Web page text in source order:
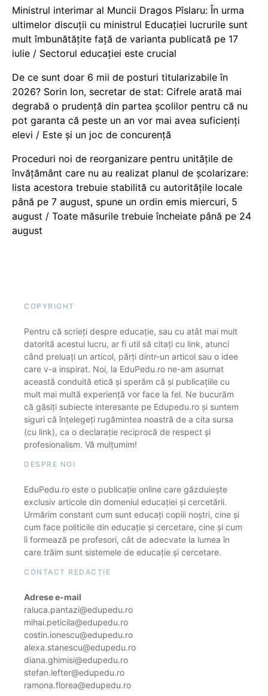
Ministrul interimar al Muncii Dragos Pîslaru: În urma
ultimelor discuții cu ministrul Educației lucrurile sunt
mult îmbunătățite față de varianta publicată pe 17
iulie / Sectorul educației este crucial
De ce sunt doar 6 mii de posturi titularizabile în
2026? Sorin Ion, secretar de stat: Cifrele arată mai
degrabă o prudență din partea școlilor pentru că nu
pot garanta că peste un an vor mai avea suficienți
elevi / Este și un joc de concurență
Proceduri noi de reorganizare pentru unitățile de
învățământ care nu au realizat planul de școlarizare:
lista acestora trebuie stabilită cu autoritățile locale
până pe 7 august, spune un ordin emis miercuri, 5
august / Toate măsurile trebuie încheiate până pe 24
august
COPYRIGHT
Pentru că scrieți despre educație, sau cu atât mai mult
datorită acestui lucru, ar fi util să citați cu link, atunci
când preluați un articol, părți dintr-un articol sau o idee
care v-a inspirat. Noi, la EduPedu.ro ne-am asumat
această conduită etică și sperăm că și publicațiile cu
mult mai multă experiență vor face la fel. Ne bucurăm
că găsiți subiecte interesante pe Edupedu.ro și suntem
siguri că înțelegeți rugămintea noastră de a cita sursa
(cu link), ca o declarație reciprocă de respect și
profesionalism. Vă mulțumim!
DESPRE NOI
EduPedu.ro este o publicație online care găzduiește
exclusiv articole din domeniul educației și cercetării.
Urmărim constant cum sunt educați copiii noștri, cine și
cum face politicile din educație și cercetare, cine și cum
îi formează pe profesori, cât de adecvate la lumea în
care trăim sunt sistemele de educație și cercetare.
CONTACT REDACȚIE
Adrese e-mail
raluca.pantazi@edupedu.ro
mihai.peticila@edupedu.ro
costin.ionescu@edupedu.ro
alexa.stanescu@edupedu.ro
diana.ghimisi@edupedu.ro
stefan.lefter@edupedu.ro
ramona.florea@edupedu.ro